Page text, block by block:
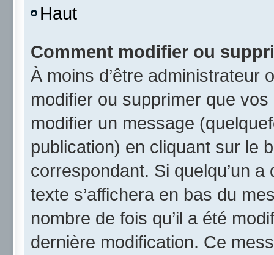
Haut
Comment modifier ou
À moins d’être administrateur
modifier ou supprimer que
modifier un message
publication) en cliquant sur le
correspondant. Si quelqu’un
texte s’affichera en bas du
nombre de fois qu’il a été
dernière modification. Ce